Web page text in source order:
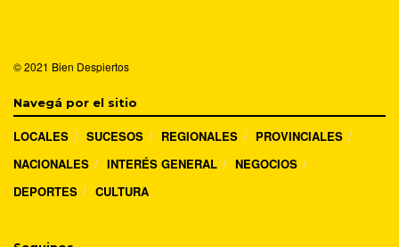
© 2021 Bien Despiertos
Navegá por el sitio
LOCALES SUCESOS REGIONALES
PROVINCIALES
NACIONALES
INTERÉS GENERAL
NEGOCIOS
DEPORTES
CULTURA